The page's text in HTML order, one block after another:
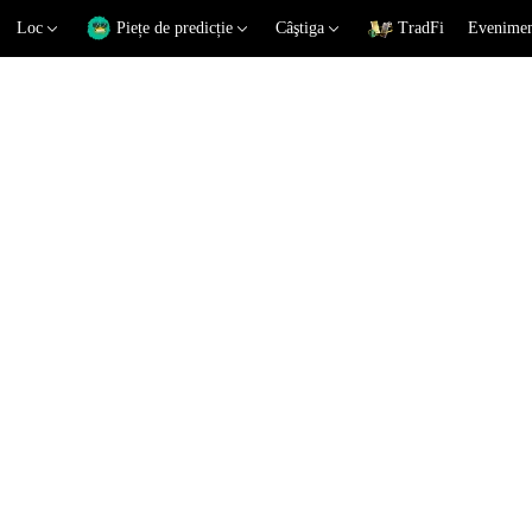
Loc Piețe de predicție Câştiga TradFi